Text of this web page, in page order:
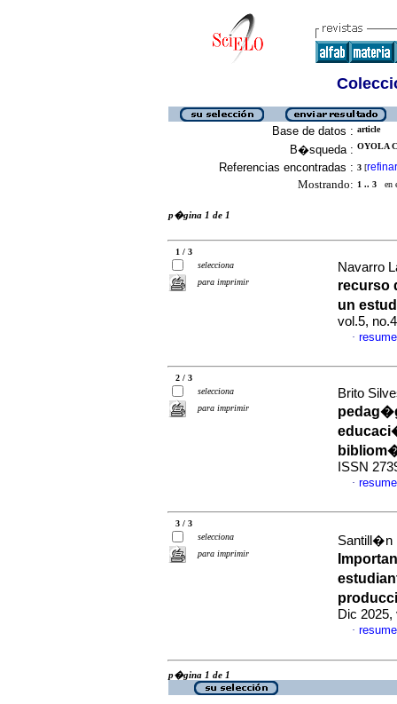
Base de datos : article
B�squeda : OYOLA
Referencias encontradas : 3 [refinar
Mostrando: 1 .. 3 en
p�gina 1 de 1
1 / 3
selecciona
para imprimir
Navarro
recurso
un
vol.5,
·
2 / 3
selecciona
para imprimir
Brito
ISSN
·
3 / 3
selecciona
para imprimir
Santill�n
Dic 2025,
·
p�gina 1 de 1